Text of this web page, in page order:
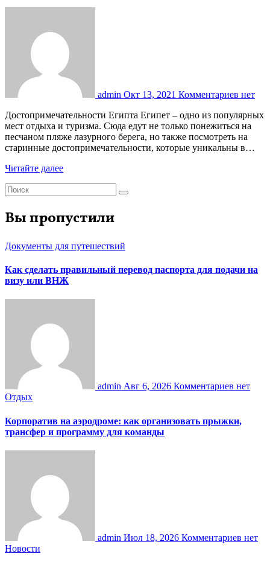
admin Окт 13, 2021 Комментариев нет
Достопримечательности Египта Египет – одно из популярных
мест отдыха и туризма. Сюда едут не только понежиться на
песчаном пляже лазурного берега, но также посмотреть на
старинные достопримечательности, которые уникальны в…
Читайте далее
Вы пропустили
Документы для путешествий
Как сделать правильный перевод паспорта для подачи на
визу или ВНЖ
admin Авг 6, 2026 Комментариев нет
Отдых
Корпоратив на аэродроме: как организовать прыжки,
трансфер и программу для команды
admin Июл 18, 2026 Комментариев нет
Новости